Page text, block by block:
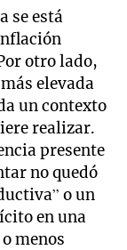
se está
otro lado,
elevada
un contexto
realizar.
presente
no quedó
o un
en una
menos